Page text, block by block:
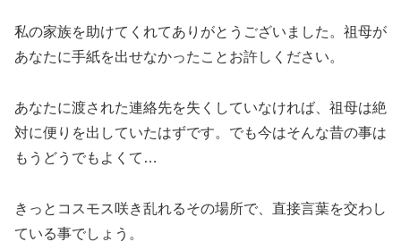
私の家族を助けてくれてありがとうございました。祖母が
あなたに手紙を出せなかったことお許しください。
あなたに渡された連絡先を失くしていなければ、祖母は絶
対に便りを出していたはずです。でも今はそんな昔の事は
もうどうでもよくて…
きっとコスモス咲き乱れるその場所で、直接言葉を交わし
ている事でしょう。